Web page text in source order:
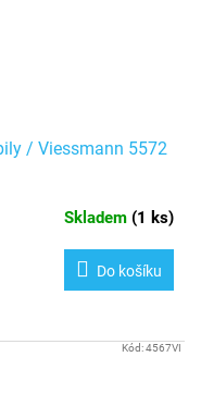
/ Viessmann 5572
Skladem (1 ks)
Do košíku
Kód:4567VI